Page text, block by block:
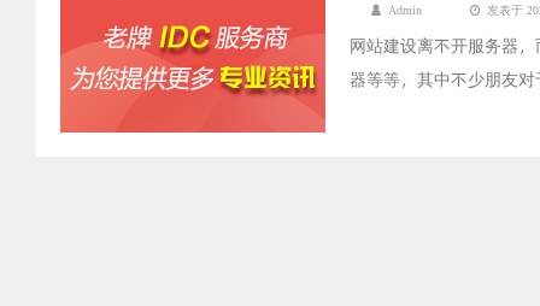
Admin 发表于
网站建设离不开服务器
器等等，其中不少朋友